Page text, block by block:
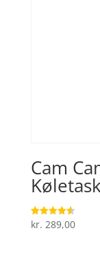
Cam
Vurderet
4.6
kr. 289,00